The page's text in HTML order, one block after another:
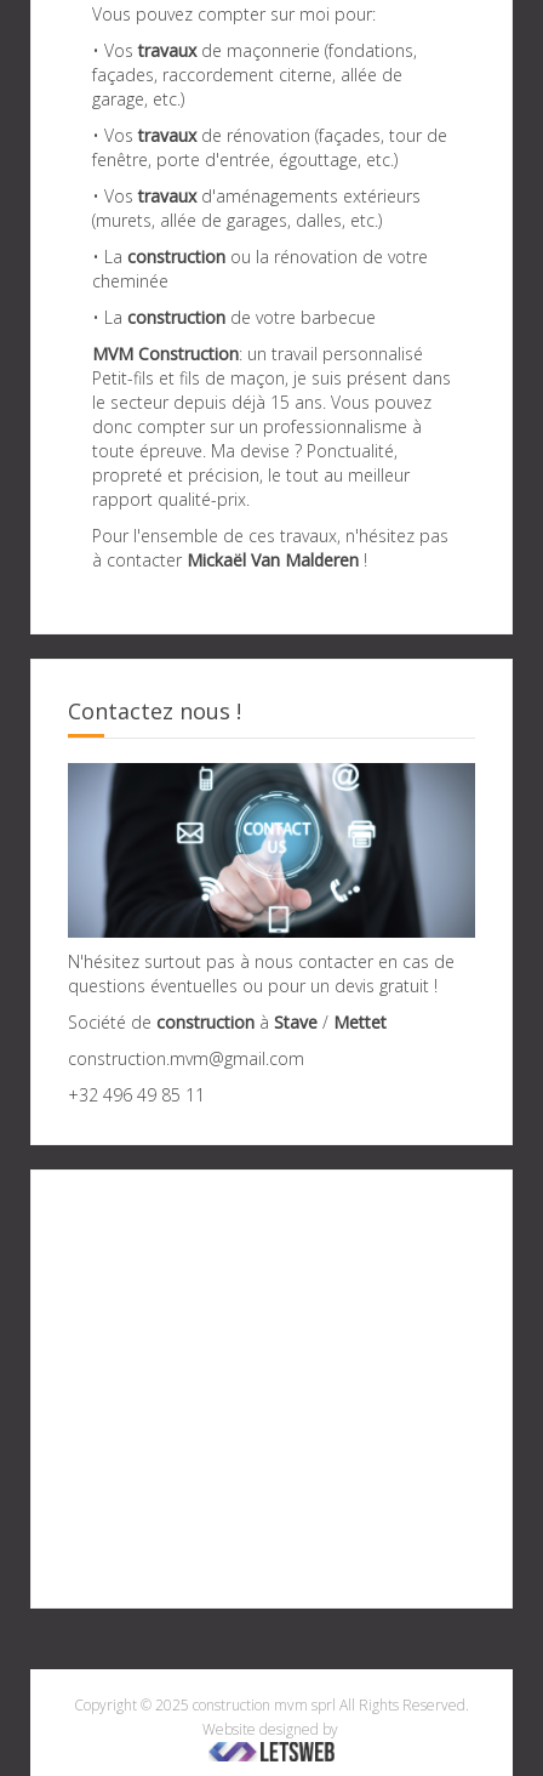
Vous pouvez compter sur moi pour:
• Vostravauxde maçonnerie (fondations,
façades, raccordement citerne, allée de
garage, etc.)
• Vostravauxde rénovation (façades, tour de
fenêtre, porte d'entrée, égouttage, etc.)
• Vostravauxd'aménagements extérieurs
(murets, allée de garages, dalles, etc.)
• La construction ou la rénovation de votre
cheminée
• La construction de votre barbecue
MVM Construction: un travail personnalisé
Petit-fils et fils de maçon, je suis présent dans
le secteur depuis déjà 15 ans. Vous pouvez
donc compter sur un professionnalisme à
toute épreuve. Ma devise ? Ponctualité,
propreté et précision, le tout au meilleur
rapport qualité-prix.
Pour l'ensemble de ces travaux, n'hésitez pas
à contacter Mickaël Van Malderen !
Contactez nous !
N'hésitez surtout pas à nous contacter en cas de
questions éventuelles ou pour un devis gratuit !
Société de construction à Stave / Mettet
construction.mvm@gmail.com
+32 496 49 85 11
Copyright © 2025 construction mvm sprl All Rights Reserved.
Website designed by